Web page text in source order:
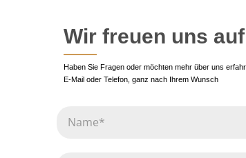
Wir freuen uns
Haben Sie Fragen oder möchten mehr über uns
E-Mail oder Telefon, ganz nach Ihrem Wunsch